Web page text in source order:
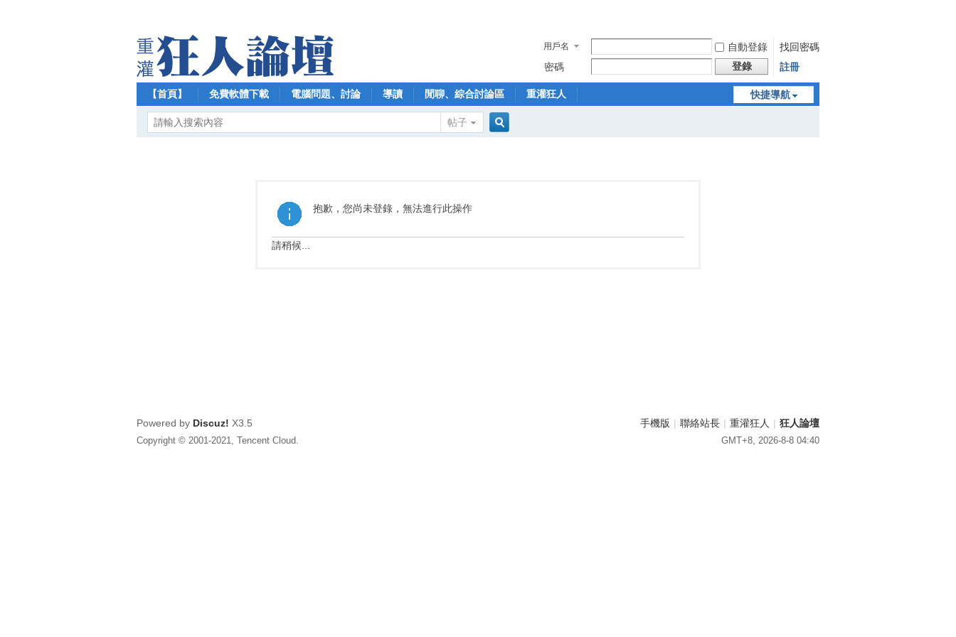
用戶名 自動登錄
找回密碼
密碼
登錄 註冊
快捷導航
【首頁】 免費軟體下載 電腦問題、討論 導讀 閒聊、綜合討論區 重灌狂人
帖子
抱歉，您尚未登錄，無法進行此操作
請稍候...
手機版 | 聯絡站長 | 重灌狂人 | 狂人論壇
GMT+8, 2026-8-8 04:40
Powered by Discuz! X3.5
Copyright © 2001-2021, Tencent Cloud.